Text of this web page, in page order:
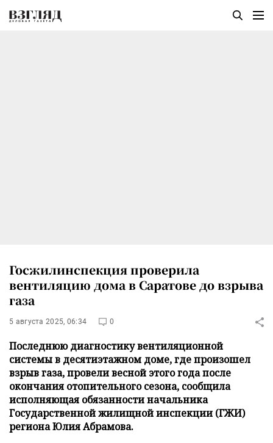
Госжилинспекция проверила
вентиляцию дома в Саратове до взрыва
газа
5 августа 2025, 06:34 0
Последнюю диагностику вентиляционной
системы в десятиэтажном доме, где произошел
взрыв газа, провели весной этого года после
окончания отопительного сезона, сообщила
исполняющая обязанности начальника
Государственной жилищной инспекции (ГЖИ)
региона Юлия Абрамова.